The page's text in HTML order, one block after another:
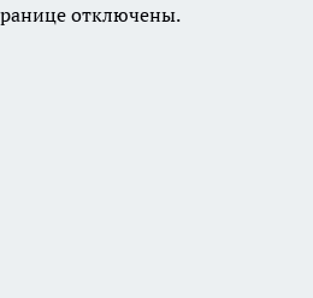
отключены.